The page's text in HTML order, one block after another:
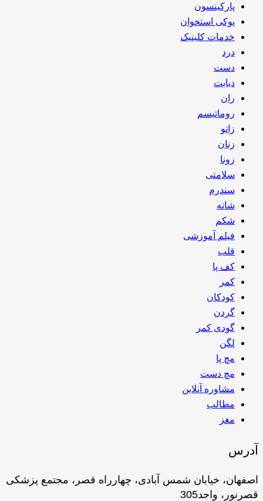
پارکینسون
پوکی استخوان
خدمات کلینیک
درد
دست
دیابت
ران
روماتیسم
زانو
زنان
زونا
سلامتی
سندرم
شانه
شکم
فیلم آموزشی
قلب
کف پا
کمر
کودکان
گردن
گودی کمر
لگن
مچ پا
مچ دست
مشاوره آنلاین
مطالب
مغز
آدرس
اصفهان، خیابان شمس آبادی، چهارراه قصر، مجتمع پزشکی
قصرنور، واحد305